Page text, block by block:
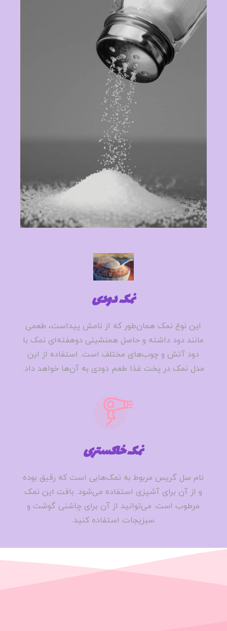
نمک دودی
این نوع نمک همان‌طور که از نامش پیداست، طعمی
مانند دود داشته و حاصل همنشینی دوهفته‌ای نمک با
دود آتش و چوب‌های مختلف است. استفاده از این
مدل نمک در پخت غذا طعم دودی به آن‌ها خواهد داد.
نمک خاکستری
نام سل گریس مربوط به نمک‌هایی است که رقیق بوده
و از آن برای آشپزی استفاده می‌شود. بافت این نمک
مرطوب است. می‌توانید از آن برای چاشنی گوشت و
سبزیجات استفاده کنید.